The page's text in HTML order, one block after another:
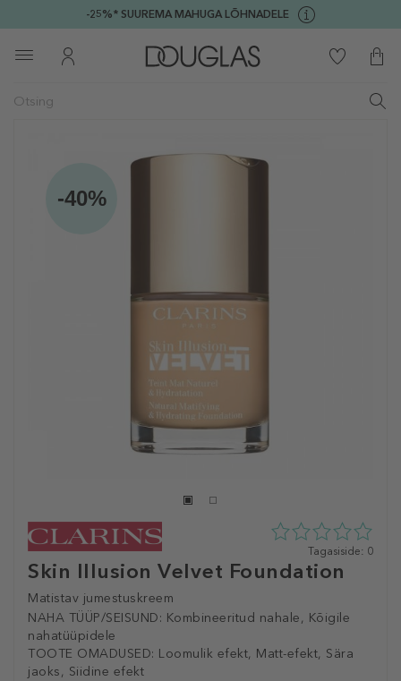
-25%* SUUREMA MAHUGA LÕHNADELE
-40%
Skin Illusion Velvet Foundation
Matistav jumestuskreem
NAHA TÜÜP/SEISUND: Kombineeritud nahale, Kõigile
nahatüüpidele
TOOTE OMADUSED: Loomulik efekt, Matt-efekt, Sära
jaoks, Siidine efekt
0
tähte
5st
tagasisidest
Tagasiside: 0